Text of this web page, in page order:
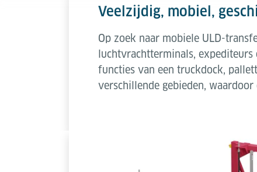
Veelzijdig, mobiel,
Op zoek naar mobiele ULD-
luchtvrachtterminals,
functies van een truckdock,
verschillende gebieden,